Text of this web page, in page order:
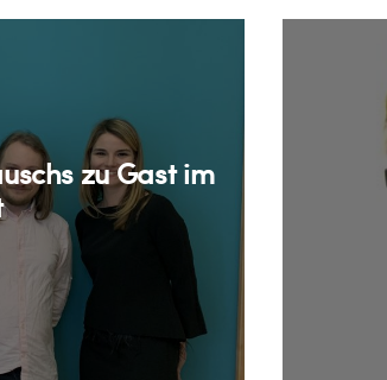
zu Gast im